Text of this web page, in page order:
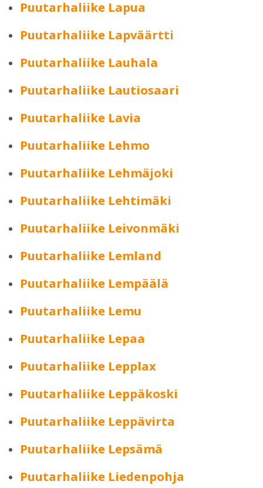
Puutarhaliike Lapua
Puutarhaliike Lapväärtti
Puutarhaliike Lauhala
Puutarhaliike Lautiosaari
Puutarhaliike Lavia
Puutarhaliike Lehmo
Puutarhaliike Lehmäjoki
Puutarhaliike Lehtimäki
Puutarhaliike Leivonmäki
Puutarhaliike Lemland
Puutarhaliike Lempäälä
Puutarhaliike Lemu
Puutarhaliike Lepaa
Puutarhaliike Lepplax
Puutarhaliike Leppäkoski
Puutarhaliike Leppävirta
Puutarhaliike Lepsämä
Puutarhaliike Liedenpohja